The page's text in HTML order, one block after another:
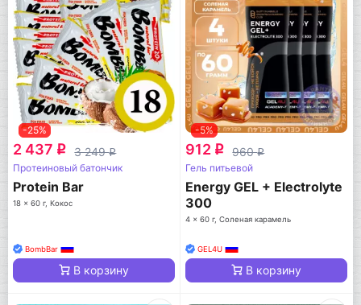
-25%
2 437 q 3 249q
Протеиновый батончик
Protein Bar
18 x 60 г, Кокос
BombBar
В корзину
-5%
912 q 960q
Гель питьевой
Energy GEL + Electrolyte
300
4 x 60 г, Соленая карамель
GEL4U
В корзину